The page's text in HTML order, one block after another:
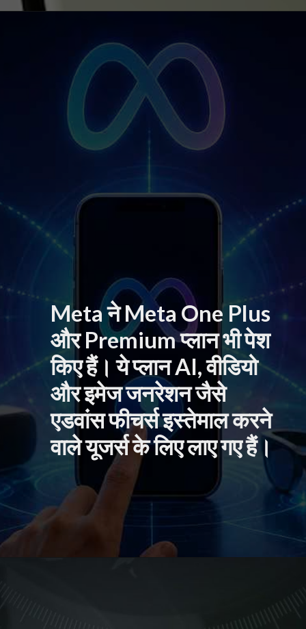
Meta ने Meta One Plus
और Premium प्लान भी पेश
किए हैं। ये प्लान AI, वीडियो
और इमेज जनरेशन जैसे
एडवांस फीचर्स इस्तेमाल करने
वाले यूजर्स के लिए लाए गए हैं।